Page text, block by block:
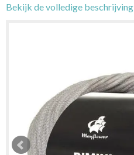
Bekijk de volledige beschrijving